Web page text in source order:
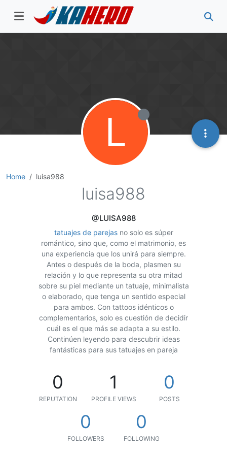
Home luisa988
L
luisa988
@LUISA988
tatuajes de parejasno solo es súper
romántico, sino que, como el matrimonio, es
una experiencia que los unirá para siempre.
Antes o después de la boda, plasmen su
relación y lo que representa su otra mitad
sobre su piel mediante un tatuaje, minimalista
o elaborado, que tenga un sentido especial
para ambos. Con tattoos idénticos o
complementarios, solo es cuestión de decidir
cuál es el que más se adapta a su estilo.
Continúen leyendo para descubrir ideas
fantásticas para sus tatuajes en pareja
0
REPUTATION
1
PROFILE VIEWS
0
POSTS
0
FOLLOWERS
0
FOLLOWING